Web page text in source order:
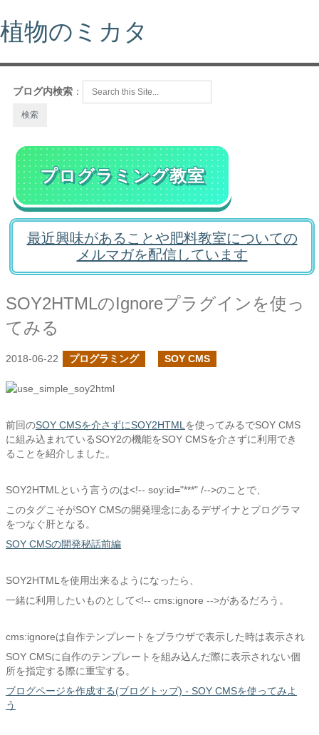
植物のミカタ
ブログ内検索 ：
プログラミング教室
最近興味があることや肥料教室についての
メルマガを配信しています
SOY2HTMLのIgnoreプラグインを使っ
てみる
2018-06-22 プログラミング SOY CMS
前回のSOY CMSを介さずにSOY2HTML を使ってみるでSOY CMS
に組み込まれているSOY2の機能をSOY CMSを介さずに利用でき
ることを紹介しました。
SOY2HTMLという言うのは<!-- soy:id="***" /-->のことで、
このタグこそがSOY CMSの開発理念にあるデザイナとプログラマ
をつなぐ肝となる。
SOY CMSの開発秘話前編
SOY2HTMLを使用出来るようになったら、
一緒に利用したいものとして<!-- cms:ignore -->があるだろう。
cms:ignoreは自作テンプレートをブラウザで表示した時は表示され
SOY CMSに自作のテンプレートを組み込んだ際に表示されない個
所を指定する際に重宝する。
ブログページを作成する(ブログトップ) - SOY CMSを使ってみよ
う